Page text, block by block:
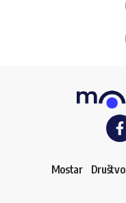
Mostar Društvo